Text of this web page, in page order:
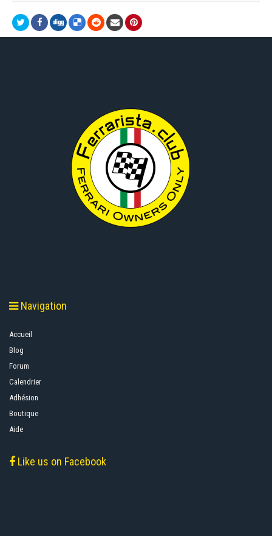
Navigation
Accueil
Blog
Forum
Calendrier
Adhésion
Boutique
Aide
Like us on Facebook